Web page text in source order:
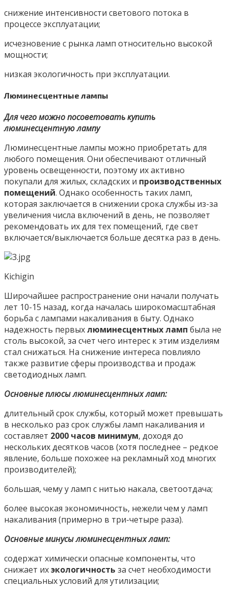
снижение интенсивности светового потока в
процессе эксплуатации;
исчезновение с рынка ламп относительно высокой
мощности;
низкая экологичность при эксплуатации.
Люминесцентные лампы
Для чего можно посоветовать купить
люминесцентную лампу
Люминесцентные лампы можно приобретать для
любого помещения. Они обеспечивают отличный
уровень освещенности, поэтому их активно
покупали для жилых, складских и производственных
помещений. Однако особенность таких ламп,
которая заключается в снижении срока службы из-за
увеличения числа включений в день, не позволяет
рекомендовать их для тех помещений, где свет
включается/выключается больше десятка раз в день.
Kichigin
Широчайшее распространение они начали получать
лет 10-15 назад, когда началась широкомасштабная
борьба с лампами накаливания в быту. Однако
надежность первыхлюминесцентных ламп была не
столь высокой, за счет чего интерес к этим изделиям
стал снижаться. На снижение интереса повлияло
также развитие сферы производства и продаж
светодиодных ламп.
Основные плюсы люминесцентных ламп:
длительный срок службы, который может превышать
в несколько раз срок службы ламп накаливания и
составляет 2000 часов минимум, доходя до
нескольких десятков часов (хотя последнее – редкое
явление, больше похожее на рекламный ход многих
производителей);
большая, чему у ламп с нитью накала, светоотдача;
более высокая экономичность, нежели чем у ламп
накаливания (примерно в три-четыре раза).
Основные минусы люминесцентных ламп:
содержат химически опасные компоненты, что
снижает ихэкологичность за счет необходимости
специальных условий для утилизации;